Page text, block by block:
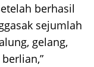
berhasil
sejumlah
gelang,